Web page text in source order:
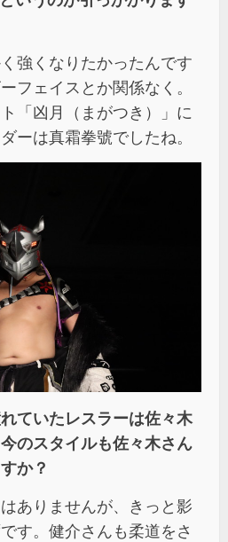
強くなりたかったんです
フェイスとか関係なく。
「凶月（まがつき）」に
ーは真霜拳號でしたね。
ていたレスラーは佐々木
のスタイルも佐々木さん
か？
ありませんが、きっと影
す。健介さんも柔道をさ